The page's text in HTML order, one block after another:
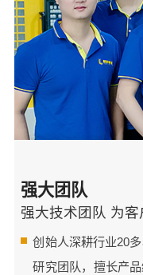
强大团队
强大技术团队 为客
创始人深耕行业20
研究团队，擅长产